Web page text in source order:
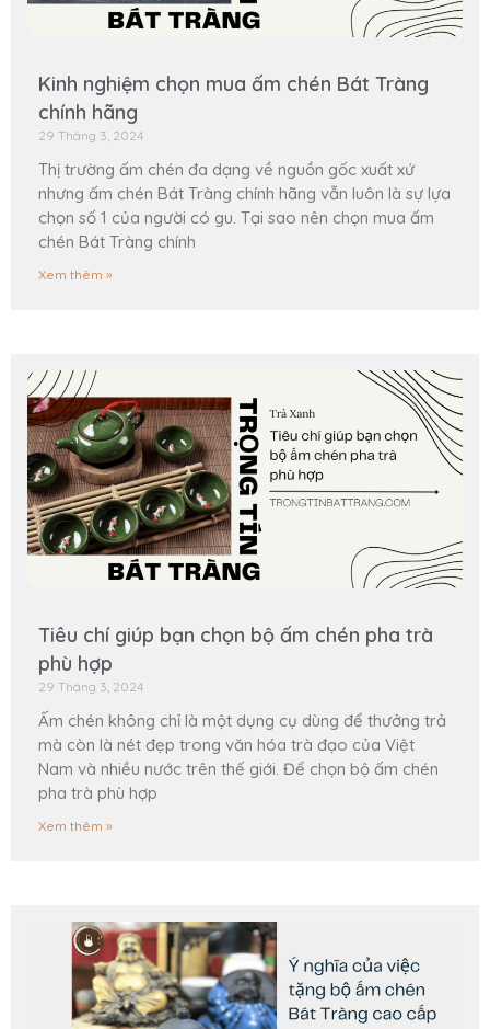
Kinh nghiệm chọn mua ấm chén Bát Tràng
chính hãng
29 Tháng 3, 2024
Thị trường ấm chén đa dạng về nguồn gốc xuất xứ
nhưng ấm chén Bát Tràng chính hãng vẫn luôn là sự lựa
chọn số 1 của người có gu. Tại sao nên chọn mua ấm
chén Bát Tràng chính
Xem thêm »
Tiêu chí giúp bạn chọn bộ ấm chén pha trà
phù hợp
29 Tháng 3, 2024
Ấm chén không chỉ là một dụng cụ dùng để thưởng trả
mà còn là nét đẹp trong văn hóa trà đạo của Việt
Nam và nhiều nước trên thế giới. Để chọn bộ ấm chén
pha trà phù hợp
Xem thêm »